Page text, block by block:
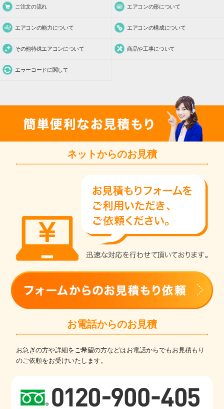
ご注文の流れ エアコンの形について
エアコンの能力について エアコンの構成について
その他特殊エアコンについて 商品や工事について
エラーコードに関して
ネットからのお見積
お電話からのお見積
お急ぎの方や詳細をご希望の方などはお電話からでもお見積もり
のご依頼をお受けいたします。